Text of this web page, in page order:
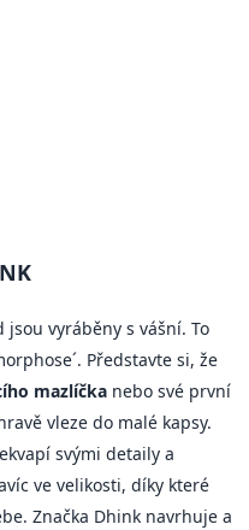
vyráběny s vášní. To
Představte si, že
mazlíčka nebo své první
vleze do malé kapsy.
svými detaily a
ve velikosti, díky které
Značka Dhink navrhuje a